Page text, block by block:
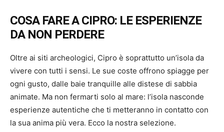
COSA FARE A CIPRO: LE ESPERIENZE
DA NON PERDERE
Oltre ai siti archeologici, Cipro è soprattutto un’isola da
vivere con tutti i sensi. Le sue coste offrono spiagge per
ogni gusto, dalle baie tranquille alle distese di sabbia
animate. Ma non fermarti solo al mare: l’isola nasconde
esperienze autentiche che ti metteranno in contatto con
la sua anima più vera. Ecco la nostra selezione.